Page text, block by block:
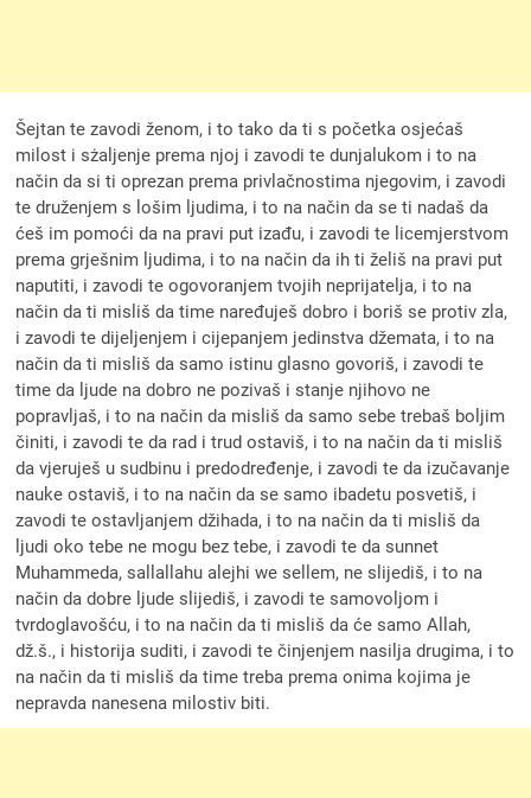
Šejtan te zavodi ženom, i to tako da ti s početka osjećaš
milost i sżaljenje prema njoj i zavodi te dunjalukom i to na
način da si ti oprezan prema privlačnostima njegovim, i zavodi
te druženjem s lošim ljudima, i to na način da se ti nadaš da
ćeš im pomoći da na pravi put izađu, i zavodi te licemjerstvom
prema grješnim ljudima, i to na način da ih ti želiš na pravi put
naputiti, i zavodi te ogovoranjem tvojih neprijatelja, i to na
način da ti misliš da time naređuješ dobro i boriš se protiv zla,
i zavodi te dijeljenjem i cijepanjem jedinstva džemata, i to na
način da ti misliš da samo istinu glasno govoriš, i zavodi te
time da ljude na dobro ne pozivaš i stanje njihovo ne
popravljaš, i to na način da misliš da samo sebe trebaš boljim
činiti, i zavodi te da rad i trud ostaviš, i to na način da ti misliš
da vjeruješ u sudbinu i predodređenje, i zavodi te da izučavanje
nauke ostaviš, i to na način da se samo ibadetu posvetiš, i
zavodi te ostavljanjem džihada, i to na način da ti misliš da
ljudi oko tebe ne mogu bez tebe, i zavodi te da sunnet
Muhammeda, sallallahu alejhi we sellem, ne slijediš, i to na
način da dobre ljude slijediš, i zavodi te samovoljom i
tvrdoglavošću, i to na način da ti misliš da će samo Allah,
dž.š., i historija suditi, i zavodi te činjenjem nasilja drugima, i to
na način da ti misliš da time treba prema onima kojima je
nepravda nanesena milostiv biti.